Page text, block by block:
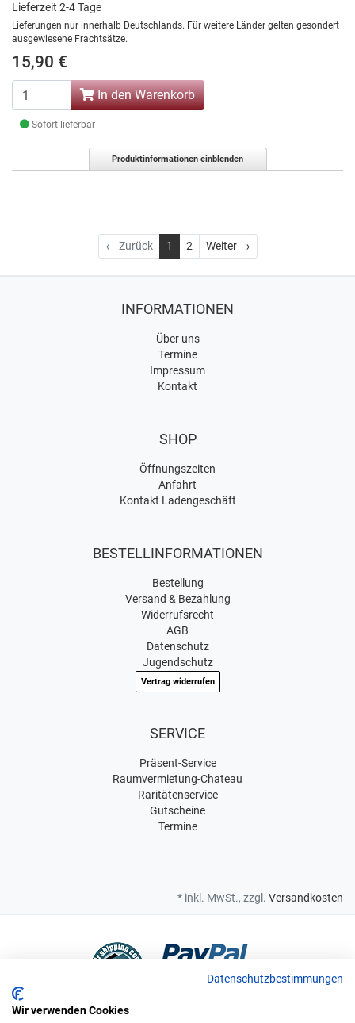
Lieferzeit 2-4 Tage
Lieferungen nur innerhalb Deutschlands. Für weitere Länder gelten gesondert
ausgewiesene Frachtsätze.
15,90 €
In den Warenkorb
Sofort lieferbar
Produktinformationen einblenden
← Zurück 1 2 Weiter →Weiter
INFORMATIONEN
Über uns
Termine
Impressum
Kontakt
SHOP
Öffnungszeiten
Anfahrt
Kontakt Ladengeschäft
BESTELLINFORMATIONEN
Bestellung
Versand & Bezahlung
Widerrufsrecht
AGB
Datenschutz
Jugendschutz
Vertrag widerrufen
SERVICE
Präsent-Service
Raumvermietung-Chateau
Raritätenservice
Gutscheine
Termine
* inkl. MwSt., zzgl. Versandkosten
Bei uns sind Sie in sicheren Händen
Datenschutzbestimmungen
Wir verwenden Cookies